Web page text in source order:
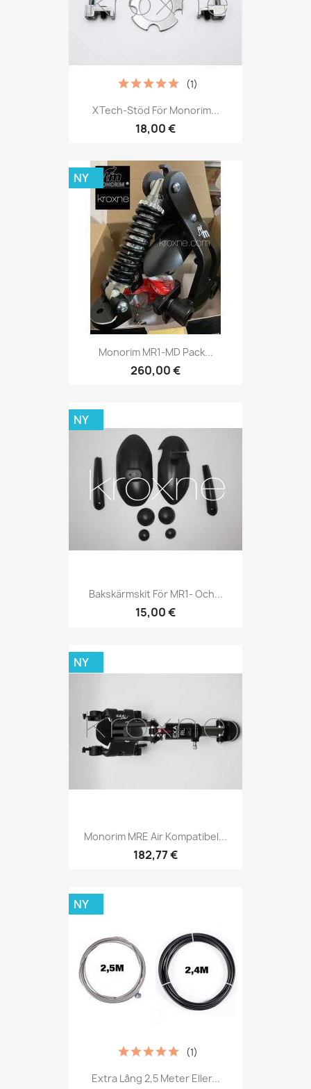
XTech-Stöd För Monorim...
18,00 €
(1)
Monorim MR1-MD Pack...
260,00 €
NY
Bakskärmskit För MR1- Och...
15,00 €
NY
Monorim MRE Air Kompatibel...
182,77 €
NY
Extra Lång 2,5 Meter Eller...
(1)
NY